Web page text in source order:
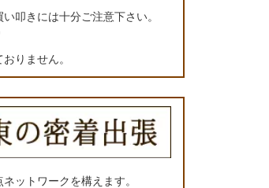
叩きには十分ご注意下さい。
りません。
ットワークを構えます。